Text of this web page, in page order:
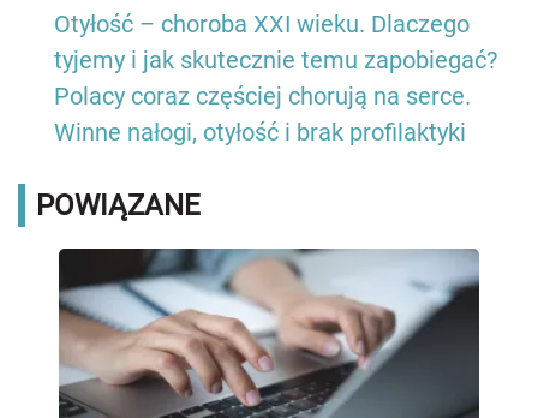
Otyłość – choroba XXI wieku. Dlaczego
tyjemy i jak skutecznie temu zapobiegać?
Polacy coraz częściej chorują na serce.
Winne nałogi, otyłość i brak profilaktyki
POWIĄZANE